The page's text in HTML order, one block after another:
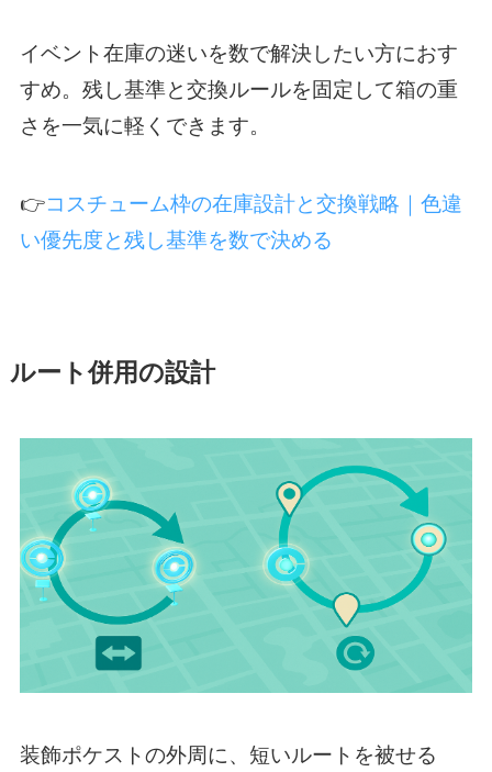
イベント在庫の迷いを数で解決したい方におす
すめ。残し基準と交換ルールを固定して箱の重
さを一気に軽くできます。
👉コスチューム枠の在庫設計と交換戦略｜色違
い優先度と残し基準を数で決める
ルート併用の設計
装飾ポケストの外周に、短いルートを被せる